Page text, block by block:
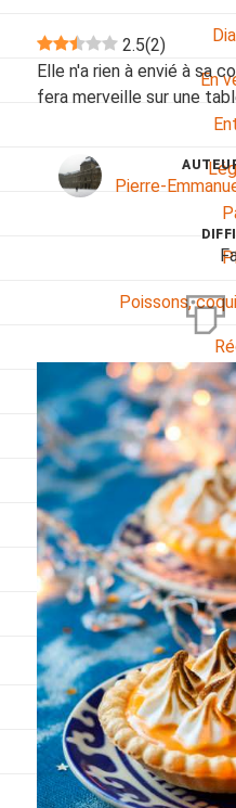
En
Poissons,
Sauces et
Mesures
Lexique des
2.5(2)
Elle n'a rien à envié à sa
fera merveille sur une
Pierre-